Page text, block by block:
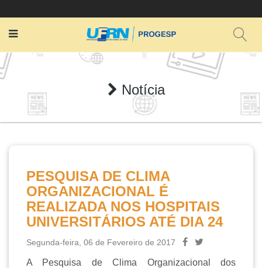
Notícia
PESQUISA DE CLIMA
ORGANIZACIONAL É
REALIZADA NOS HOSPITAIS
UNIVERSITÁRIOS ATÉ DIA 24
Segunda-feira, 06 de Fevereiro de 2017
A Pesquisa de Clima Organizacional dos